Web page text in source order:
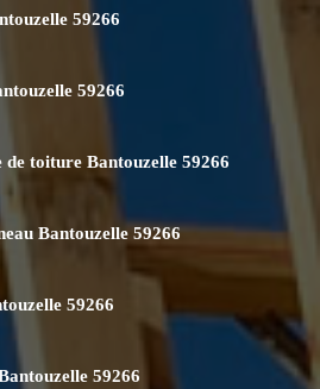
59266
59266
de toiture Bantouzelle 59266
Bantouzelle 59266
59266
59266